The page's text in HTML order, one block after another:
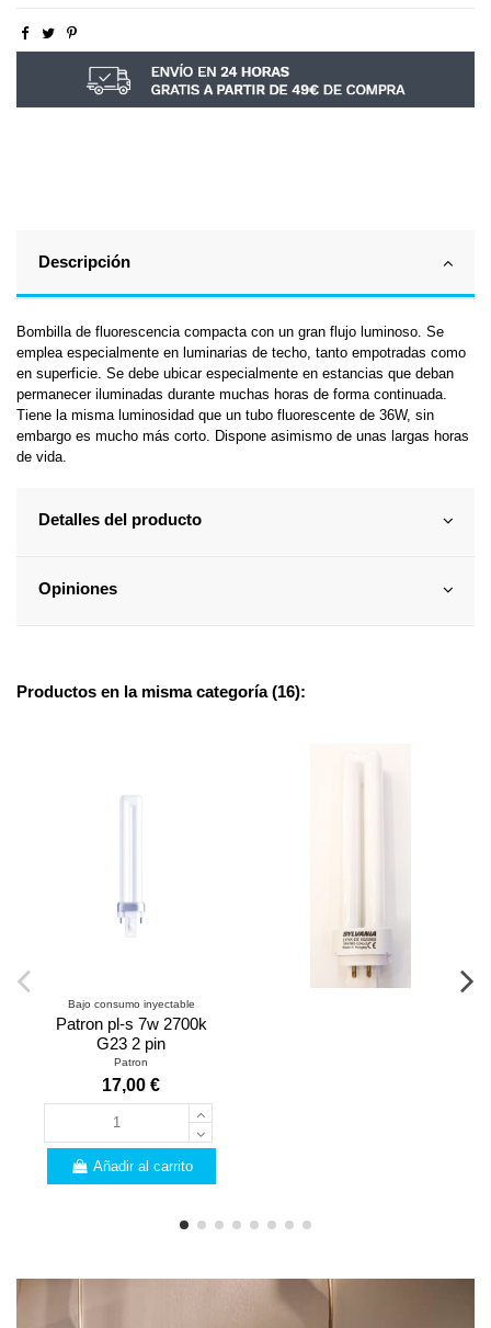
Descripción
Bombilla de fluorescencia compacta con un gran flujo luminoso. Se
emplea especialmente en luminarias de techo, tanto empotradas como
en superficie. Se debe ubicar especialmente en estancias que deban
permanecer iluminadas durante muchas horas de forma continuada.
Tiene la misma luminosidad que un tubo fluorescente de 36W, sin
embargo es mucho más corto. Dispone asimismo de unas largas horas
de vida.
Detalles del producto
Opiniones
Productos en la misma categoría (16):
Bajo consumo inyectable
Patron pl-s 7w 2700k
G23 2 pin
Patron
17,00 €
Añadir al carrito